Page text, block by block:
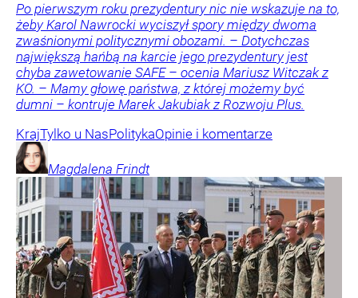
Po pierwszym roku prezydentury nic nie wskazuje na to,
żeby Karol Nawrocki wyciszył spory między dwoma
zwaśnionymi politycznymi obozami. – Dotychczas
największą hańbą na karcie jego prezydentury jest
chyba zawetowanie SAFE – ocenia Mariusz Witczak z
KO. – Mamy głowę państwa, z której możemy być
dumni – kontruje Marek Jakubiak z Rozwoju Plus.
KrajTylko u NasPolitykaOpinie i komentarze
Magdalena Frindt